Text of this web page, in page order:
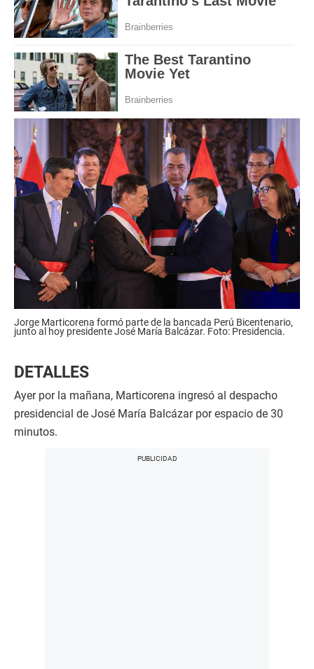
Jorge Marticorena formó parte de la bancada Perú Bicentenario,
junto al hoy presidente José María Balcázar. Foto: Presidencia.
DETALLES
Ayer por la mañana, Marticorena ingresó al despacho
presidencial de José María Balcázar por espacio de 30
minutos.